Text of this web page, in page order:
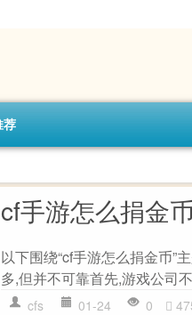
荐
cf手游怎么捐金币
以下围绕“cf手游怎么捐金币”
多,但并不可靠首先,游戏公司
cfs 01-24 0